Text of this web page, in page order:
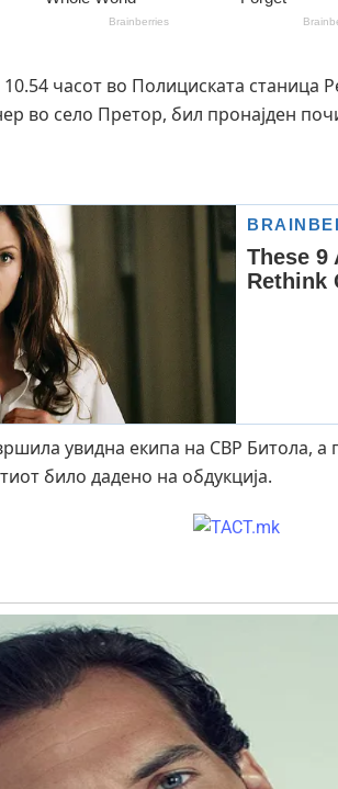
часот во Полициската станица
во село Претор, бил пронајден
увидна екипа на СВР Битола, а
било дадено на обдукција.